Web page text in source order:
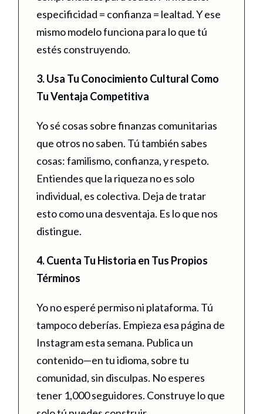
especificidad = confianza = lealtad. Y ese
mismo modelo funciona para lo que tú
estés construyendo.
3. Usa Tu Conocimiento Cultural Como
Tu Ventaja Competitiva
Yo sé cosas sobre finanzas comunitarias
que otros no saben. Tú también sabes
cosas: familismo, confianza, y respeto.
Entiendes que la riqueza no es solo
individual, es colectiva. Deja de tratar
esto como una desventaja. Es lo que nos
distingue.
4. Cuenta Tu Historia en Tus Propios
Términos
Yo no esperé permiso ni plataforma. Tú
tampoco deberías. Empieza esa página de
Instagram esta semana. Publica un
contenido—en tu idioma, sobre tu
comunidad, sin disculpas. No esperes
tener 1,000 seguidores. Construye lo que